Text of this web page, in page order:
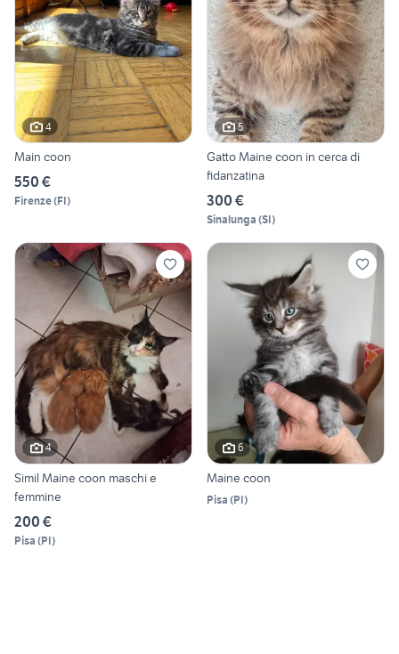
4
Main coon
550 €
Firenze(FI)
5
Gatto Maine coon in cerca di
fidanzatina
300 €
Sinalunga (SI)
4
Simil Maine coon maschi e
femmine
200 €
Pisa (PI)
6
Maine coon
Pisa (PI)